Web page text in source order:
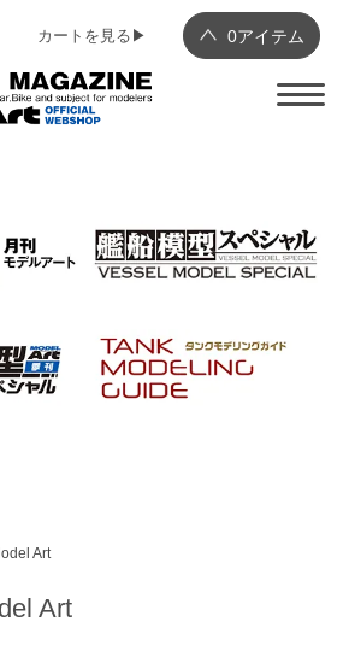
0アイテム
カートを見る▶︎
Art
Art